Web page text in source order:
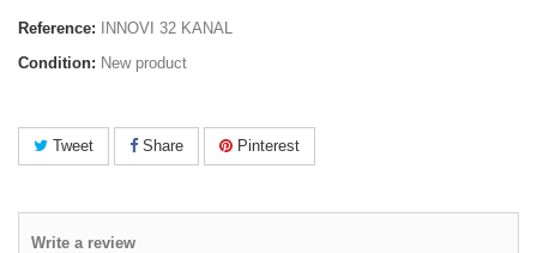
Reference: INNOVI 32 KANAL
Condition: New product
Tweet Share Pinterest
Write a review